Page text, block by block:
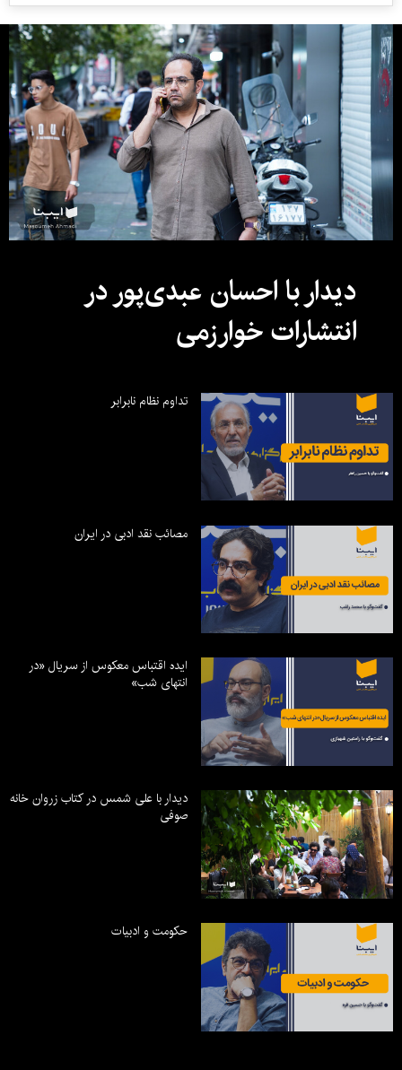
دیدار با احسان عبدی‌پور در
انتشارات خوارزمی
تداوم نظام نابرابر
مصائب نقد ادبی در ایران
ایده اقتباس معکوس از سریال «در
انتهای شب»
دیدار با علی شمس در کتاب زروان خانه
صوفی
حکومت و ادبیات